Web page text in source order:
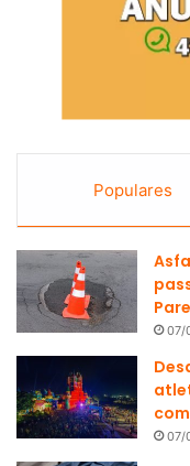
Populares
07/
07/